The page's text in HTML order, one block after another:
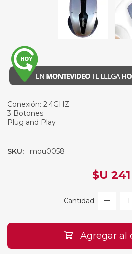
Conexión: 2.4GHZ
3 Botones
Plug and Play
SKU: mou0058
$U 241
Cantidad:
Agregar al